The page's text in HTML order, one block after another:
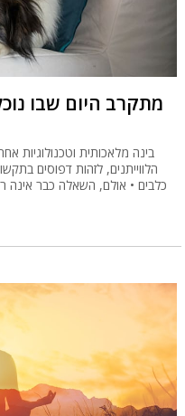
מתקרב היום שבו
בינה מלאכותית וטכנולוגיות
הלווייתנים, לזהות דפוסים
כלבים • אולם, השאלה כבר